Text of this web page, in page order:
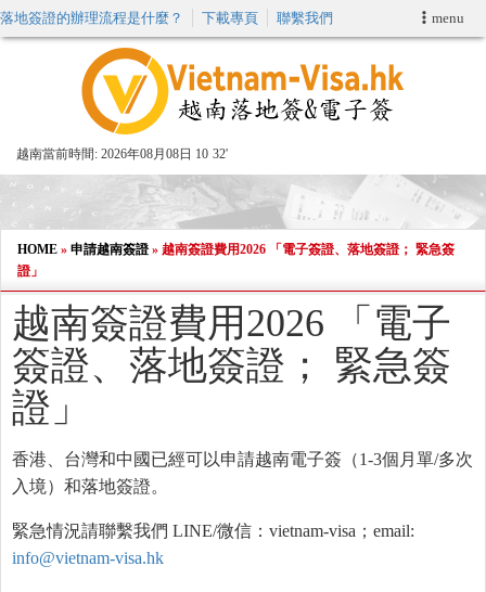
menu
落地簽證的辦理流程是什麼？ 下載專頁 聯繫我們
越南當前時間: 2026年08月08日 10 32'
申請簽證
VIP快速通關服务
加快E-VISA服務
週末緊急電子簽證
查詢簽證狀態
HOME » 申請越南簽證» 越南簽證費用2026 「電子簽證、落地簽證； 緊急簽
證」
越南簽證費用2026 「電子
簽證、落地簽證； 緊急簽
證」
香港、台灣和中國已經可以申請越南電子簽（1-3個月單/多次
入境）和落地簽證。
緊急情況請聯繫我們 LINE/微信：vietnam-visa；email:
info@vietnam-visa.hk